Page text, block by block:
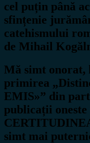
cel puțin până
sfințenie
catehismului
de Mihail
Mă simt onorat,
primirea
EMIS»” din
publicații oneste
simt mai